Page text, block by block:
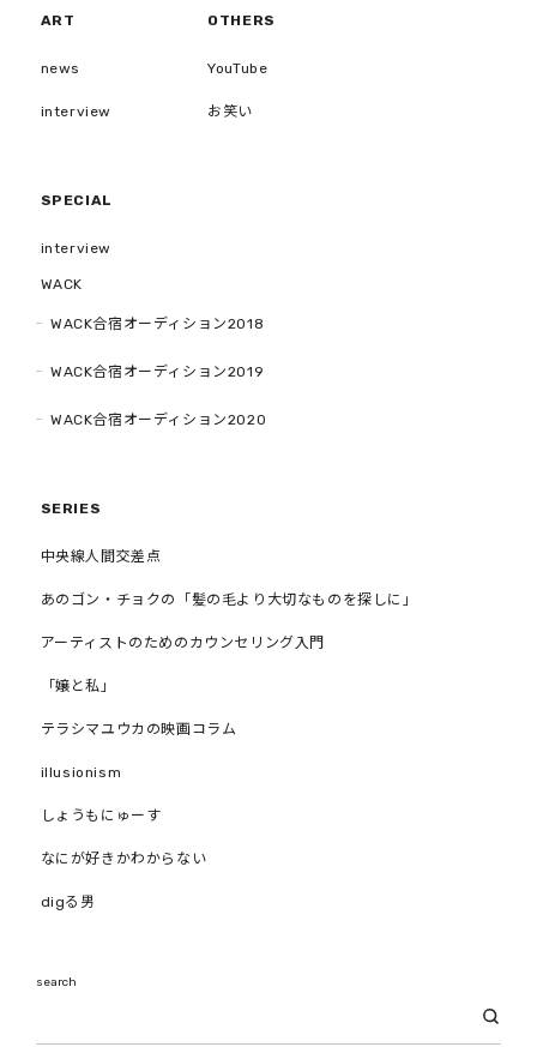
ART
news
interview
OTHERS
YouTube
お笑い
SPECIAL
interview
WACK
WACK合宿オーディション2018
WACK合宿オーディション2019
WACK合宿オーディション2020
SERIES
中央線人間交差点
あのゴン・チョクの「髪の毛より大切なものを探しに」
アーティストのためのカウンセリング入門
「嬢と私」
テラシマユウカの映画コラム
illusionism
しょうもにゅーす
なにが好きかわからない
digる男
search